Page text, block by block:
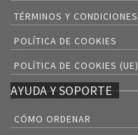
TÉRMINOS Y CONDICIONES
POLÍTICA DE COOKIES
POLÍTICA DE COOKIES (UE)
AYUDA Y SOPORTE
CÓMO ORDENAR